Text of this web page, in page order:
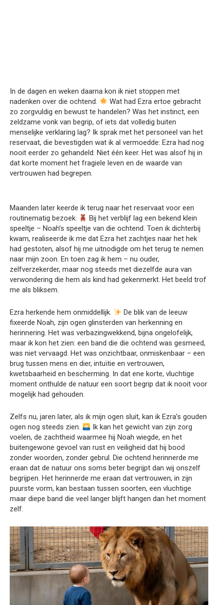
In de dagen en weken daarna kon ik niet stoppen met
nadenken over die ochtend.
Wat had Ezra ertoe gebracht
zo zorgvuldig en bewust te handelen? Was het instinct, een
zeldzame vonk van begrip, of iets dat volledig buiten
menselijke verklaring lag? Ik sprak met het personeel van het
reservaat, die bevestigden wat ik al vermoedde: Ezra had nog
nooit eerder zo gehandeld. Niet één keer. Het was alsof hij in
dat korte moment het fragiele leven en de waarde van
vertrouwen had begrepen.
Maanden later keerde ik terug naar het reservaat voor een
routinematig bezoek.
Bij het verblijf lag een bekend klein
speeltje – Noah’s speeltje van die ochtend. Toen ik dichterbij
kwam, realiseerde ik me dat Ezra het zachtjes naar het hek
had gestoten, alsof hij me uitnodigde om het terug te nemen
naar mijn zoon. En toen zag ik hem – nu ouder,
zelfverzekerder, maar nog steeds met diezelfde aura van
verwondering die hem als kind had gekenmerkt. Het beeld trof
me als bliksem.
Ezra herkende hem onmiddellijk.
De blik van de leeuw
fixeerde Noah, zijn ogen glinsterden van herkenning en
herinnering. Het was verbazingwekkend, bijna ongelofelijk,
maar ik kon het zien: een band die die ochtend was gesmeed,
was niet vervaagd. Het was onzichtbaar, onmiskenbaar – een
brug tussen mens en dier, intuïtie en vertrouwen,
kwetsbaarheid en bescherming. In dat ene korte, vluchtige
moment onthulde de natuur een soort begrip dat ik nooit voor
mogelijk had gehouden.
Zelfs nu, jaren later, als ik mijn ogen sluit, kan ik Ezra’s gouden
ogen nog steeds zien.
Ik kan het gewicht van zijn zorg
voelen, de zachtheid waarmee hij Noah wiegde, en het
buitengewone gevoel van rust en veiligheid dat hij bood
zonder woorden, zonder gebrul. Die ochtend herinnerde me
eraan dat de natuur ons soms beter begrijpt dan wij onszelf
begrijpen. Het herinnerde me eraan dat vertrouwen, in zijn
puurste vorm, kan bestaan tussen soorten, een vluchtige
maar diepe band die veel langer blijft hangen dan het moment
zelf.